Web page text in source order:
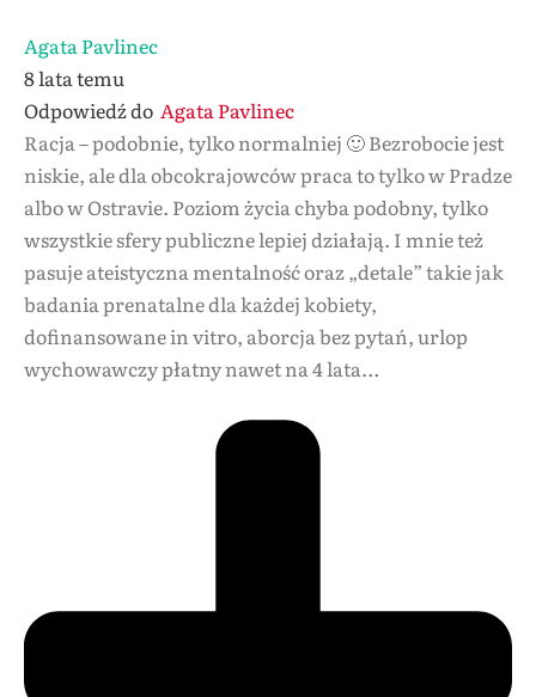
Agata Pavlinec
8 lata temu
Odpowiedź do Agata Pavlinec
Racja – podobnie, tylko normalniej 🙂 Bezrobocie jest
niskie, ale dla obcokrajowców praca to tylko w Pradze
albo w Ostravie. Poziom życia chyba podobny, tylko
wszystkie sfery publiczne lepiej działają. I mnie też
pasuje ateistyczna mentalność oraz „detale” takie jak
badania prenatalne dla każdej kobiety,
dofinansowane in vitro, aborcja bez pytań, urlop
wychowawczy płatny nawet na 4 lata…